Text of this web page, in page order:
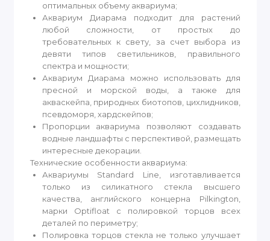
оптимальных объему аквариума;
Аквариум Диарама подходит для растений
любой сложности, от простых до
требовательных к свету, за счет выбора из
девяти типов светильников, правильного
спектра и мощности;
Аквариум Диарама можно использовать для
пресной и морской воды, а также для
акваскейпа, природных биотопов, цихлидников,
псевдоморя, хардскейпов;
Пропорции аквариума позволяют создавать
водные ландшафты с перспективой, размещать
интересные декорации.
Технические особенности аквариума:
Аквариумы Standard Line, изготавливается
только из силикатного стекла высшего
качества, английского концерна Pilkington,
марки Optifloat с полировкой торцов всех
деталей по периметру;
Полировка торцов стекла не только улучшает